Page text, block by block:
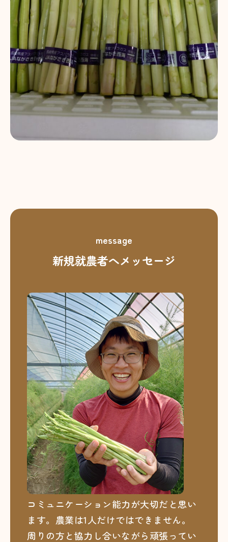
message
新規就農者へメッセージ
コミュニケーション能力が大切だと思い
ます。農業は1人だけではできません。
周りの方と協力し合いながら頑張ってい